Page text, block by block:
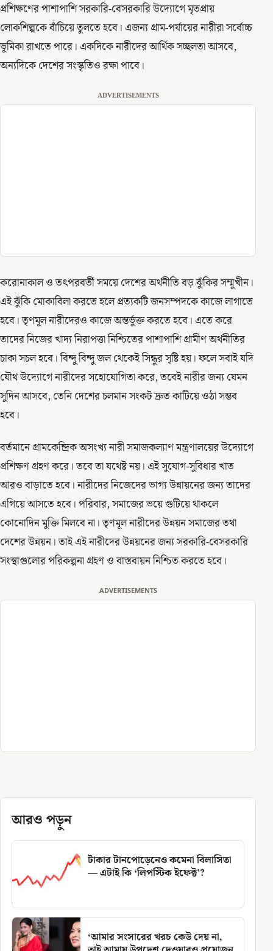
প্রশিক্ষণের পাশাপাশি সরকারি-বেসরকারি উদ্যোগে মৃতপ্রায়
লোকশিল্পকে বাঁচিয়ে তুলতে হবে। এজন্য গ্রাম-পর্যায়ের নারীরা সর্বোচ্চ
ভূমিকা রাখতে পারে। একদিকে নারীদের আর্থিক সচ্ছলতা আসবে,
অন্যদিকে দেশের সংস্কৃতিও রক্ষা পাবে।
ADVERTISEMENTS
করোনাকাল ও তৎপরবর্তী সময়ে দেশের অর্থনীতি বড় ঝুঁকির সম্মুখীন।
এই ঝুঁকি মোকাবিলা করতে হলে প্রত্যকটি জনসম্পদকে কাজে লাগাতে
হবে। তৃণমূল নারীদেরও কাজে অন্তর্ভুক্ত করতে হবে। এতে করে
তাদের নিজের খাদ্য নিরাপত্তা নিশ্চিতের পাশাপাশি গ্রামীণ অর্থনীতির
চাকা সচল হবে। বিন্দু বিন্দু জল থেকেই সিন্ধুর সৃষ্টি হয়। ফলে সবাই যদি
যৌথ উদ্যোগে নারীদের সহোযোগিতা করে, তবেই নারীর জন্য যেমন
সুদিন আসবে, তেনি দেশের চলমান সংকট দ্রুত কাটিয়ে ওঠা সম্ভব
হবে।
বর্তমানে গ্রামকেন্দ্রিক অসংখ্য নারী সমাজকল্যাণ মন্ত্রণালয়ের উদ্যোগে
প্রশিক্ষণ গ্রহণ করে। তবে তা যথেষ্ট নয়। এই সুযোগ-সুবিধার খাত
আরও বাড়াতে হবে। নারীদের নিজেদের ভাগ্য উন্নায়নের জন্য তাদের
এগিয়ে আসতে হবে। পরিবার, সমাজের ভয়ে গুটিয়ে থাকলে
কোনোদিন মুক্তি মিলবে না। তৃণমূল নারীদের উন্নয়ন সমাজের তথা
দেশের উন্নয়ন। তাই এই নারীদের উন্নয়নের জন্য সরকারি-বেসরকারি
সংস্থাগুলোর পরিকল্পনা গ্রহণ ও বাস্তবায়ন নিশ্চিত করতে হবে।
ADVERTISEMENTS
আরও পড়ুন
টাকার টানপোড়েনেও কমেনা বিলাসিতা
— এটাই কি ‘লিপস্টিক ইফেক্ট’?
‘আমার সংসারের খরচ কেউ দেয় না,